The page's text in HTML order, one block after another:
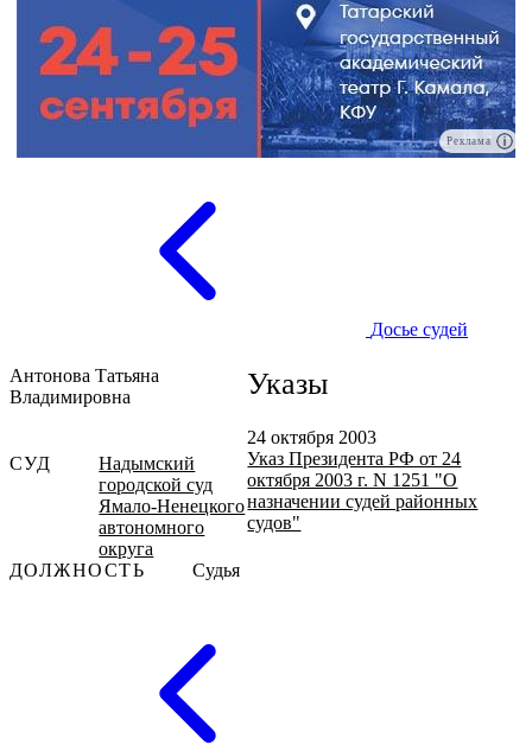
Реклама
Досье судей
Антонова Татьяна
Владимировна
СУД
Надымский
городской суд
Ямало-Ненецкого
автономного
округа
ДОЛЖНОСТЬ
Судья
Указы
24 октября 2003
Указ Президента РФ от 24
октября 2003 г. N 1251 "О
назначении судей районных
судов"